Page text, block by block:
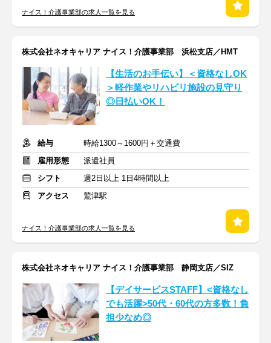
ナイス！介護事業部の求人一覧を見る
株式会社ネオキャリア ナイス！介護事業部 浜松支店／HMT
【生活のお手伝い】＜資格なしOK
＞軽作業やリハビリ施設の見守り
◎日払いOK！
給与
時給1300～1600円＋交通費
雇用形態
派遣社員
シフト
週2日以上 1日4時間以上
アクセス
鷲津駅
ナイス！介護事業部の求人一覧を見る
株式会社ネオキャリア ナイス！介護事業部 静岡支店／SIZ
【デイサービスSTAFF】<資格なし
でも活躍>50代・60代の方多数！負
担少なめ◎